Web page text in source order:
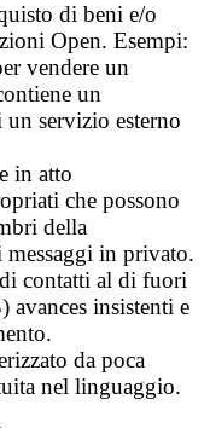
di beni e/o
Open. Esempi:
vendere un
un
servizio esterno
in atto
che possono
della
in privato.
contatti al di fuori
insistenti e
da poca
nel linguaggio.